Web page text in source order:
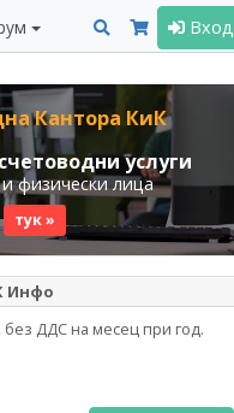
Вход
Кантора КиК
услуги
физически лица
тук »
Инфо
без ДДС на месец при год.